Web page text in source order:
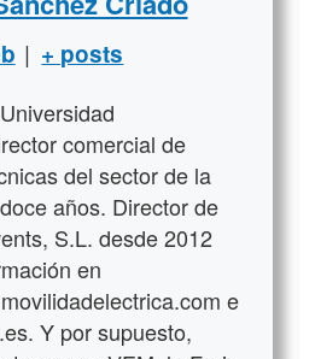
| + posts
comercial de
del sector de la
años. Director de
S.L. desde 2012
en
e
Y por supuesto,